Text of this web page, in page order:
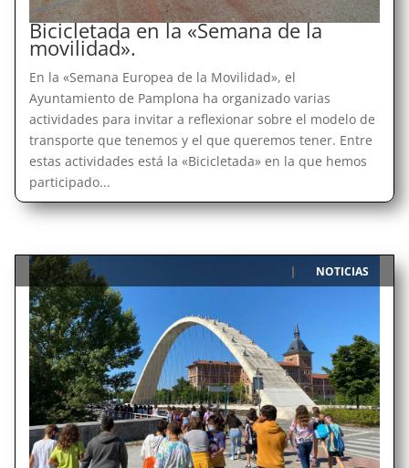
Bicicletada en la «Semana de la
movilidad».
En la «Semana Europea de la Movilidad», el
Ayuntamiento de Pamplona ha organizado varias
actividades para invitar a reflexionar sobre el modelo de
transporte que tenemos y el que queremos tener. Entre
estas actividades está la «Bicicletada» en la que hemos
participado...
| NOTICIAS